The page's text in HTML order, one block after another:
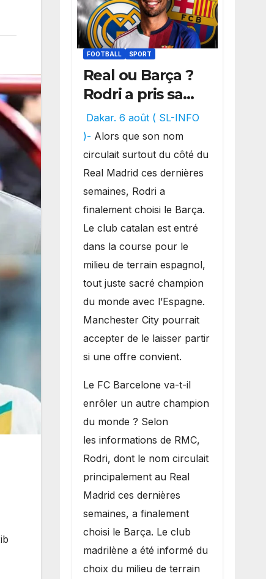
FOOTBALL SPORT
Real ou Barça ?
Rodri a pris sa
décision, un
choix qui
pourrait faire
grand bruit sur
le marché des
transferts.
Dakar. 6 août ( SL-INFO
)- Alors que son nom
circulait surtout du côté du
Real Madrid ces dernières
semaines, Rodri a
finalement choisi le Barça.
Le club catalan est entré
dans la course pour le
milieu de terrain espagnol,
tout juste sacré champion
du monde avec l’Espagne.
Manchester City pourrait
accepter de le laisser partir
si une offre convient.
​Le FC Barcelone va-t-il
enrôler un autre champion
du monde ? Selon
les informations de RMC,
Rodri, dont le nom circulait
principalement au Real
Madrid ces dernières
semaines, a finalement
choisi le Barça. Le club
madrilène a été informé du
choix du milieu de terrain